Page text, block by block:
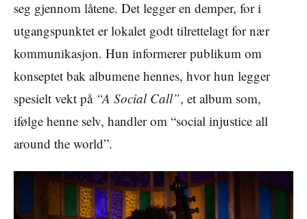
seg gjennom låtene. Det legger en demper, for i
utgangspunktet er lokalet godt tilrettelagt for nær
kommunikasjon. Hun informerer publikum om
konseptet bak albumene hennes, hvor hun legger
spesielt vekt på “A Social Call”, et album som,
ifølge henne selv, handler om “social injustice all
around the world”.